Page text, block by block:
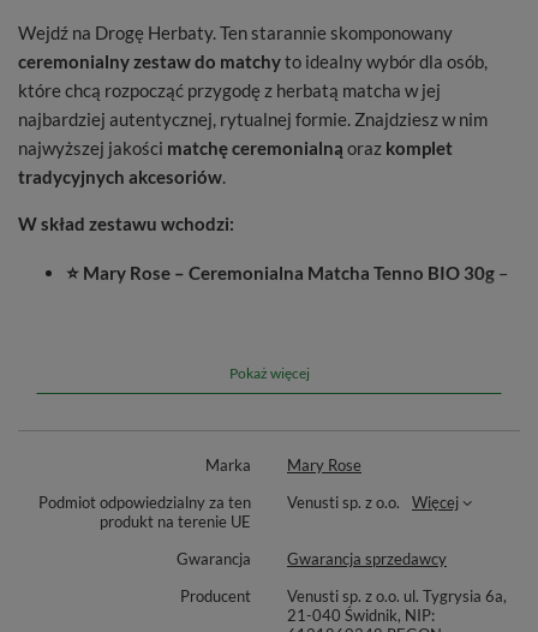
Wejdź na Drogę Herbaty. Ten starannie skomponowany
ceremonialny zestaw do matchyto idealny wybór dla osób,
które chcą rozpocząć przygodę z herbatą matcha w jej
najbardziej autentycznej, rytualnej formie. Znajdziesz w nim
najwyższej jakości matchę ceremonialną oraz komplet
tradycyjnych akcesoriów.
W skład zestawu wchodzi:
⭐ Mary Rose – Ceremonialna Matcha Tenno BIO 30g –
⭐ Zestaw bambusowych akcesoriów
pod bambusową nabierkę do matchy.
Zestaw doskonały na prezent, do rozpoczęcia nauki ceremonii
herbacianej lub jako elegancki dodatek dla wszystkich, którzy
Pokaż więcej
Marka
Mary Rose
Podmiot odpowiedzialny za ten
produkt na terenie UE
Venusti sp. z o.o. Więcej
Gwarancja
Gwarancja sprzedawcy
Producent
Venusti sp. z o.o. ul. Tygrysia 6a,
21-040 Świdnik, NIP: